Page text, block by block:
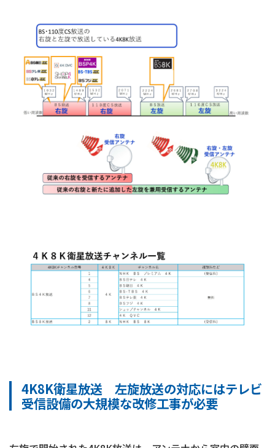
4K8K衛星放送 左旋放送の対応にはテレビ
受信設備の大規模な改修工事が必要